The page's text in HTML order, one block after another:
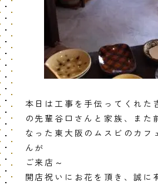
本日は工事を手伝ってくれた
の先輩谷口さんと家族、また
なった東大阪のムスビのカフ
んが
ご来店～
開店祝いにお花を頂き、誠に